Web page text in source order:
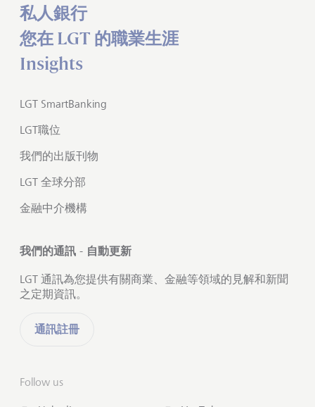
私人銀行
您在 LGT 的職業生涯
Insights
LGT SmartBanking
LGT職位
我們的出版刊物
LGT 全球分部
金融中介機構
我們的通訊 - 自動更新
LGT 通訊為您提供有關商業、金融等領域的見解和新聞
之定期資訊。
通訊註冊
Follow us